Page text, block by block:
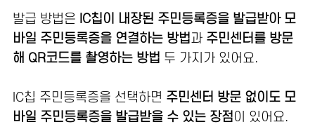
발급 방법은 IC칩이 내장된 주민등록증을 발급받아 모
바일 주민등록증을 연결하는 방법과 주민센터를 방문
해 QR코드를 촬영하는 방법 두 가지가 있어요.
IC칩 주민등록증을 선택하면 주민센터 방문 없이도 모
바일 주민등록증을 발급받을 수 있는 장점이 있어요.